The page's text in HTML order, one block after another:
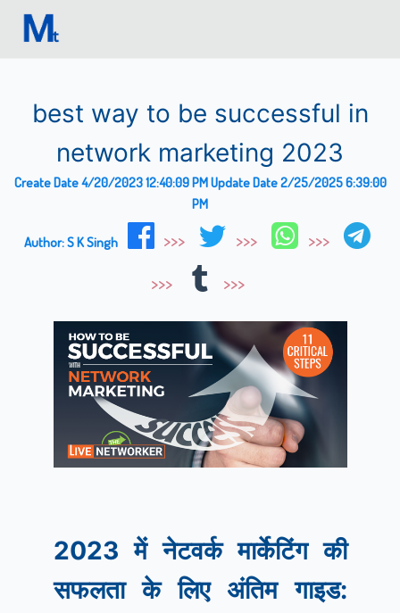
best way to be successful in
network marketing 2023
Create Date4/20/2023 12:40:09 PMUpdate Date2/25/2025 6:39:00
PM
Author:S K Singh
2023 में नेटवर्क मार्केटिंग की
सफलता के लिए अंतिम गाइड: